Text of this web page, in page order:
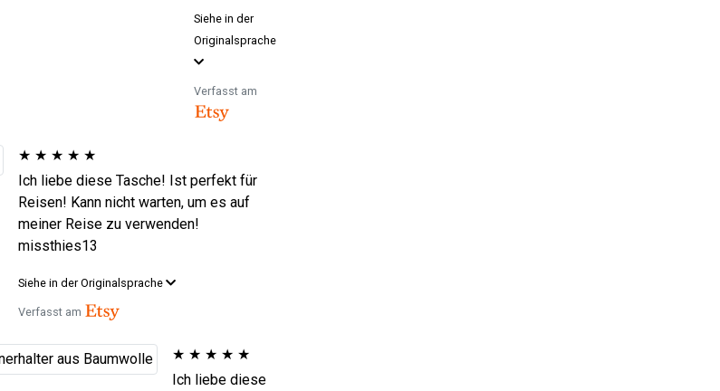
Siehe in der
Originalsprache
Verfasst am
★ ★ ★ ★ ★
Ich liebe diese Tasche! Ist perfekt für
Reisen! Kann nicht warten, um es auf
meiner Reise zu verwenden!
missthies13
Siehe in der Originalsprache
Verfasst am
★ ★ ★ ★ ★
Ich liebe diese